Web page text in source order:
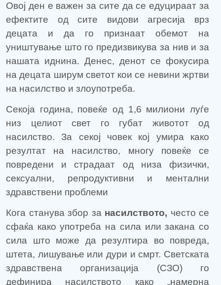
Овој ден е важен за сите да се едуцираат за
ефектите од сите видови агресија врз
децата и да го признаат обемот на
уништување што го предизвикува за нив и за
нашата иднина. Денес, денот се фокусира
на децата ширум светот кои се невини жртви
на насилство и злоупотреба.
Секоја година, повеќе од 1,6 милиони луѓе
низ целиот свет го губат животот од
насилство. За секој човек кој умира како
резултат на насилство, многу повеќе се
повредени и страдаат од низа физички,
сексуални, репродуктивни и ментални
здравствени проблеми
Кога станува збор за насилството, често се
сфаќа како употреба на сила или закана со
сила што може да резултира во повреда,
штета, лишување или дури и смрт. Светската
здравствена организација (СЗО) го
дефинира насилството како „намерна